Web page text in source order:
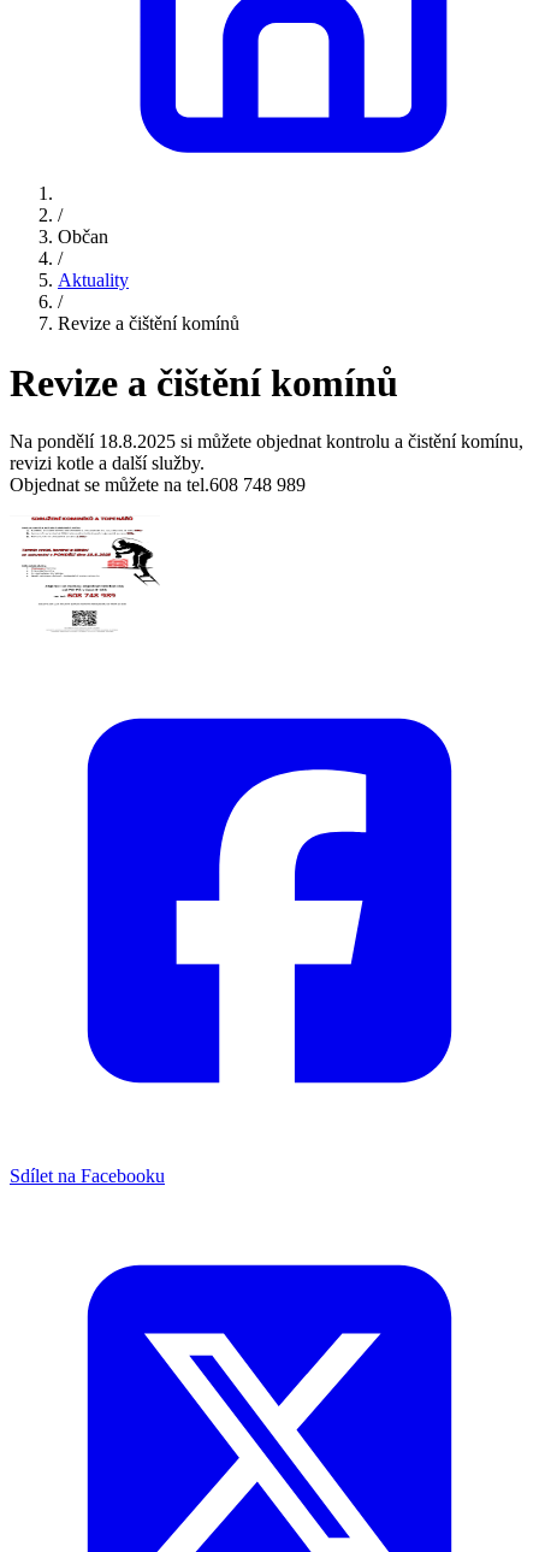
/
Občan
/
Aktuality
/
Revize a čištění komínů
Revize a čištění komínů
Na pondělí 18.8.2025 si můžete objednat kontrolu a čistění komínu,
revizi kotle a další služby.
Objednat se můžete na tel.608 748 989
Sdílet na Facebooku